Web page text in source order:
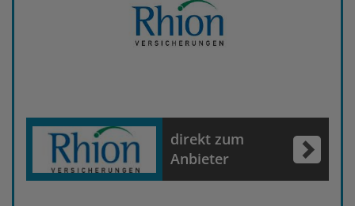
direkt zum
Anbieter